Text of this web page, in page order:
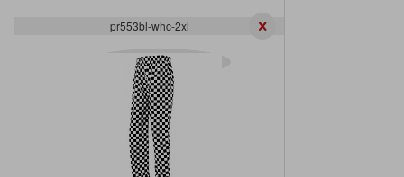
pr553bl-whc-2xl